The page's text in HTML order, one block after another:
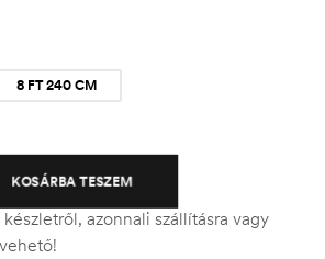
8 FT 240 CM
KOSÁRBA TESZEM
készletről, azonnali szállításra vagy